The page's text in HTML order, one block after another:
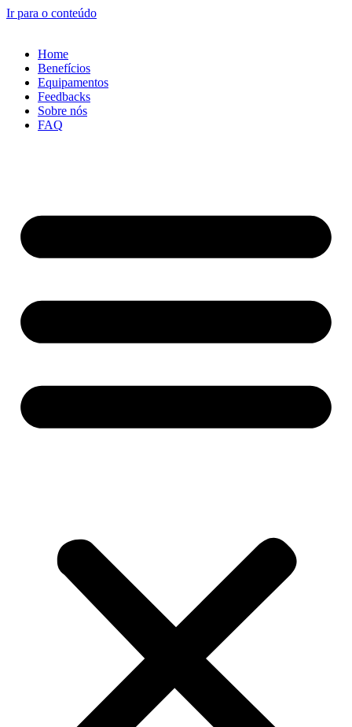
Ir para o conteúdo
Home
Benefícios
Equipamentos
Feedbacks
Sobre nós
FAQ